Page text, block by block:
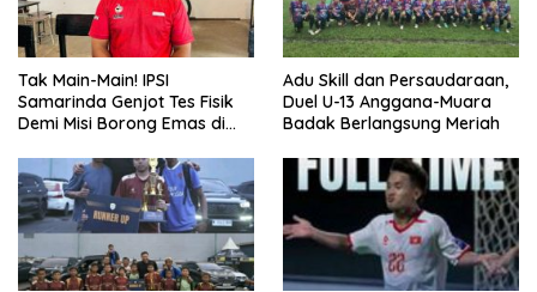
Tak Main-Main! IPSI
Samarinda Genjot Tes Fisik
Demi Misi Borong Emas di
Adu Skill dan Persaudaraan,
Duel U-13 Anggana-Muara
Badak Berlangsung Meriah